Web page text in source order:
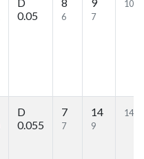
0.05
6 7
D
0.055
7
7
14
9